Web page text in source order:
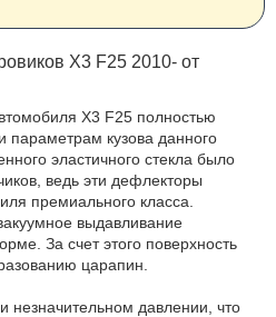
X3 F25 2010- от
Х3 F25 полностью
параметрам кузова данного
эластичного стекла было
ведь эти дефлекторы
премиального класса.
выдавливание
За счет этого поверхность
царапин.
незначительном давлении, что